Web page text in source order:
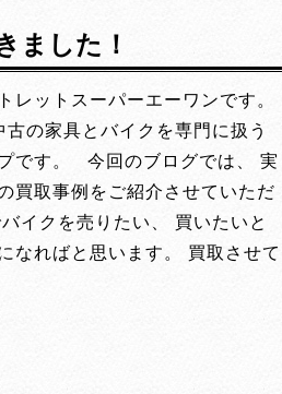
ました！
レットスーパーエーワンです。
の家具とバイクを専門に扱う
です。 今回のブログでは、 実
買取事例をご紹介させていただ
イクを売りたい、 買いたいと
なればと思います。 買取させて